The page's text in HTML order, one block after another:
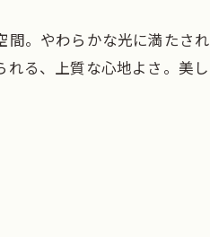
。やわらかな光に満たさ
る、上質な心地よさ。美